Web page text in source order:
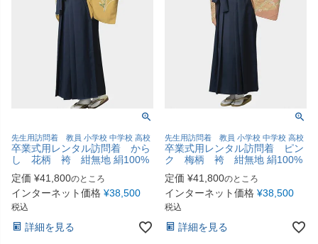
先生用訪問着 教員 小学校 中学校 高校
卒業式用レンタル訪問着 から
し 花柄 袴 紺無地 絹100%
定価 ¥41,800のところ
インターネット価格 ¥38,500
税込
詳細を見る
先生用訪問着 教員 小学校 中学校 高校
卒業式用レンタル訪問着 ピン
ク 梅柄 袴 紺無地 絹100%
定価 ¥41,800のところ
インターネット価格 ¥38,500
税込
詳細を見る